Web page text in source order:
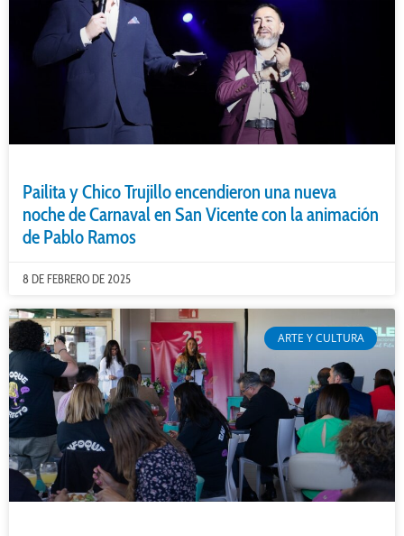
Pailita y Chico Trujillo encendieron una nueva
noche de Carnaval en San Vicente con la animación
de Pablo Ramos
8 DE FEBRERO DE 2025
ARTE Y CULTURA